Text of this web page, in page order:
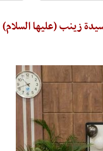
زينب (عليها السلام)